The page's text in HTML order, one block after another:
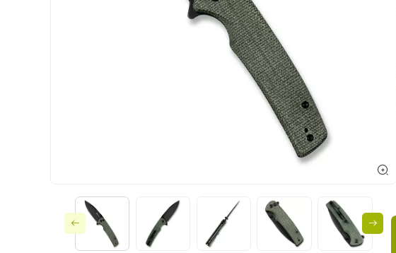
Ножи по типу замка
Ножи по назначению
Складные
Тактическое снаряжение